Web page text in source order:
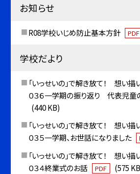
お知らせ
R08学校いじめ防止基本方針 PDF
学校だより
「いっせいの」で解き放て！ 想い
０３６一学期の振り返り 代表児童
(440 KB)
「いっせいの」で解き放て！ 想い
０３５一学期、お世話になりました
「いっせいの」で解き放て！ 想い
０３４終業式のお話
PDF
(575